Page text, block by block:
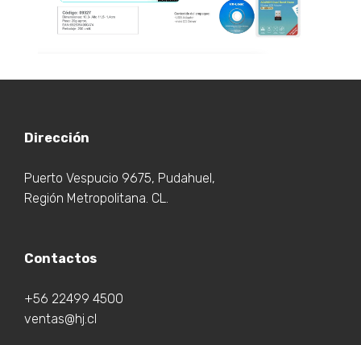
Dirección
Puerto Vespucio 9675, Pudahuel,
Región Metropolitana. CL.
Contactos
+56 22499 4500
ventas@hj.cl